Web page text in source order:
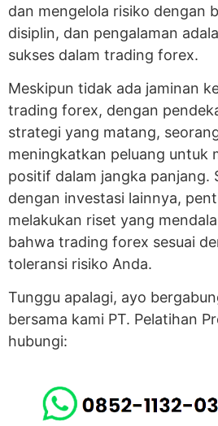
dan mengelola risiko dengan
disiplin, dan pengalaman
sukses dalam trading forex.
Meskipun tidak ada jaminan
trading forex, dengan
strategi yang matang,
meningkatkan peluang untuk
positif dalam jangka panjang.
dengan investasi lainnya,
melakukan riset yang
bahwa trading forex sesuai
toleransi risiko Anda.
Tunggu apalagi, ayo
bersama kami PT. Pelatihan
hubungi: